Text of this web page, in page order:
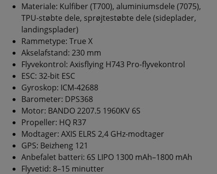
Materiale: Kulfiber (T700), aluminiumsdele (7075),
TPU-støbte dele, sprøjtestøbte dele (sideplader,
landingsplader)
Rammetype: True X
Akselafstand: 230 mm
Flyvekontrol: Axisflying H743 Pro-flyvekontrol
ESC: 32-bit ESC
Gyroskop: ICM-42688
Barometer: DPS368
Motor: BANDO 2207.5 1960KV 6S
Propeller: HQ R37
Modtager: AXIS ELRS 2,4 GHz-modtager
GPS: Beizheng 121
Anbefalet batteri: 6S LIPO 1300 mAh–1800 mAh
Flyvetid: 8–15 minutter